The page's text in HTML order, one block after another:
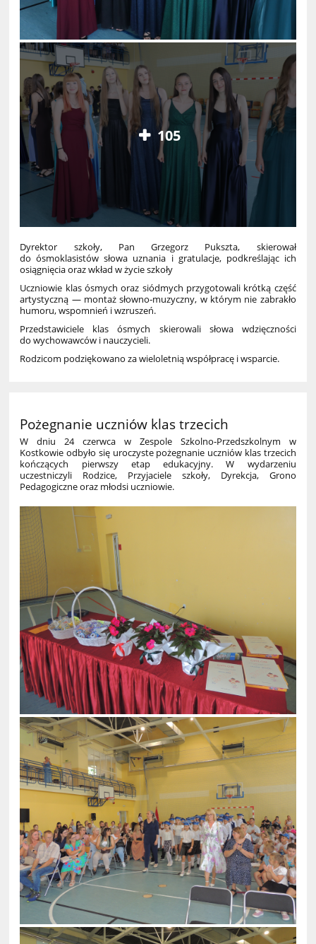
105
Dyrektor szkoły, Pan Grzegorz Pukszta, skierował
do ósmoklasistów słowa uznania i gratulacje, podkreślając ich
osiągnięcia oraz wkład w życie szkoły
Uczniowie klas ósmych oraz siódmych przygotowali krótką część
artystyczną — montaż słowno‑muzyczny, w którym nie zabrakło
humoru, wspomnień i wzruszeń.
Przedstawiciele klas ósmych skierowali słowa wdzięczności
do wychowawców i nauczycieli.
Rodzicom podziękowano za wieloletnią współpracę i wsparcie.
Pożegnanie uczniów klas trzecich
W dniu 24 czerwca w Zespole Szkolno‑Przedszkolnym w
Kostkowie odbyło się uroczyste pożegnanie uczniów klas trzecich
kończących pierwszy etap edukacyjny. W wydarzeniu
uczestniczyli Rodzice, Przyjaciele szkoły, Dyrekcja, Grono
Pedagogiczne oraz młodsi uczniowie.